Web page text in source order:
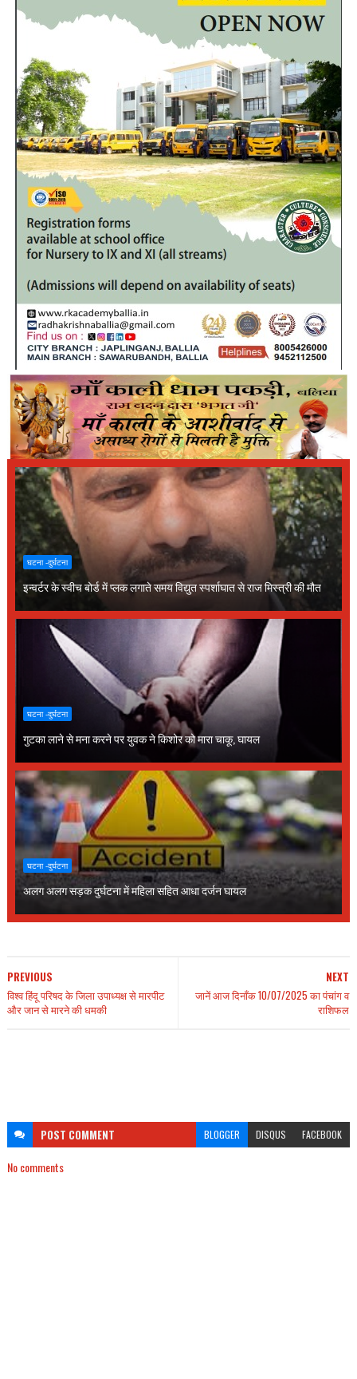
घटना -दुर्घटना
इन्वर्टर के स्वीच बोर्ड में प्लक लगाते समय विद्युत स्पर्शाघात से राज मिस्त्री की मौत
घटना -दुर्घटना
गुटका लाने से मना करने पर युवक ने किशोर को मारा चाकू, घायल
घटना -दुर्घटना
अलग अलग सड़क दुर्घटना में महिला सहित आधा दर्जन घायल
NEXT
जानें आज दिनाँक 10/07/2025 का पंचांग व
राशिफल
PREVIOUS
विश्व हिंदू परिषद के जिला उपाध्यक्ष से मारपीट
और जान से मारने की धमकी
POST COMMENT BLOGGER DISQUS FACEBOOK
No comments